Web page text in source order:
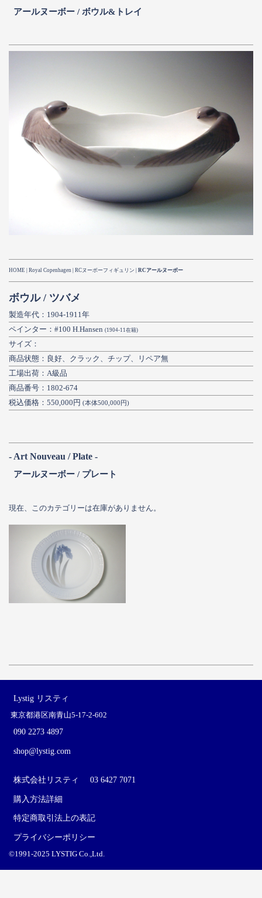
アールヌーボー / ボウル&トレイ
HOME Royal Copenhagen | RCヌーボーフィギュリン | RCアールヌーボー
ボウル / ツバメ
製造年代：1904-1911年
ペインター：#100 H.Hansen (1904-11在籍)
サイズ：
商品状態：良好、クラック、チップ、リペア無
工場出荷：A級品
商品番号：1802-674
税込価格：550,000円 (本体500,000円)
- Art Nouveau / Plate -
アールヌーボー / プレート
現在、このカテゴリーは在庫がありません。
Lystig リスティ
東京都港区南青山5-17-2-602
090 2273 4897
shop@lystig.com
株式会社リスティ 03 6427 7071
購入方法詳細
特定商取引法上の表記
プライバシーポリシー
©1991-2025 LYSTIG Co.,Ltd.